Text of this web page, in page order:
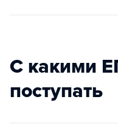
С какими
поступать